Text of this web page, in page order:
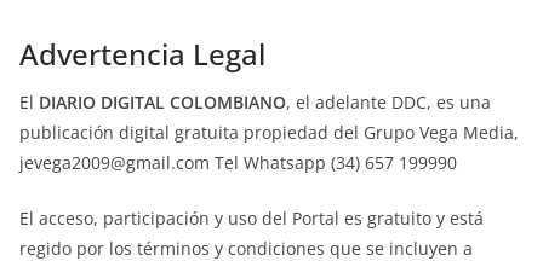
Advertencia Legal
El DIARIO DIGITAL COLOMBIANO, el adelante DDC, es una
publicación digital gratuita propiedad del Grupo Vega Media,
jevega2009@gmail.com Tel Whatsapp (34) 657 199990
El acceso, participación y uso del Portal es gratuito y está
regido por los términos y condiciones que se incluyen a